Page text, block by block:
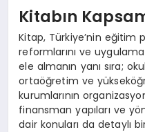
Kitabın
Kitap, Türkiye’nin eğitim
reformlarını ve
ele almanın yanı sıra;
ortaöğretim ve
kurumlarının
finansman yapıları ve
dair konuları da detaylı